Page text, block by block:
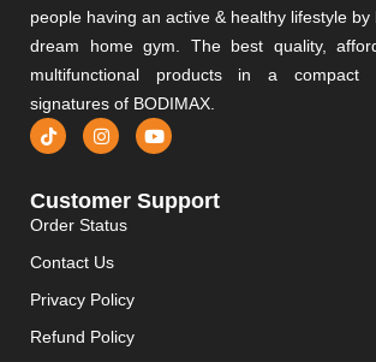
people having an active & healthy lifestyle by
dream home gym. The best quality,
multifunctional products in a
signatures of BODIMAX.
Customer Support
Order Status
Contact Us
Privacy Policy
Refund Policy